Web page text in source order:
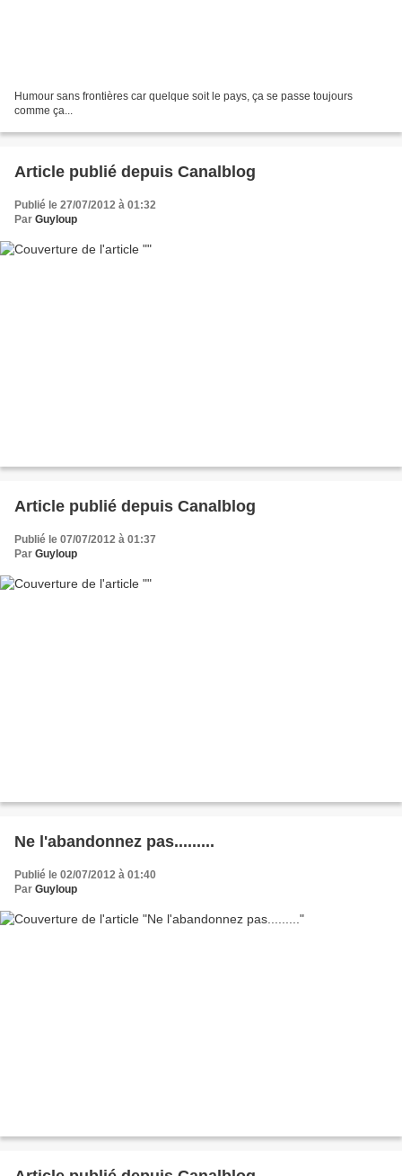
Humour sans frontières car quelque soit le pays, ça se passe toujours
comme ça...
Article publié depuis Canalblog
Publié le 27/07/2012 à 01:32
Par Guyloup
Article publié depuis Canalblog
Publié le 07/07/2012 à 01:37
Par Guyloup
Ne l'abandonnez pas.........
Publié le 02/07/2012 à 01:40
Par Guyloup